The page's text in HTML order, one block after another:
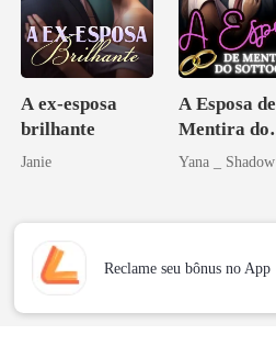
A ex-esposa
brilhante
Janie
A Esposa de
Mentira do
Sottocapo
Yana _ Shadow
Reclame seu bônus no App